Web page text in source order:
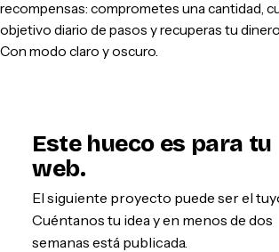
recompensas: comprometes una cantidad,
objetivo diario de pasos y recuperas tu
Con modo claro y oscuro.
Este hueco es para tu
web.
El siguiente proyecto puede ser el
Cuéntanos tu idea y en menos de dos
semanas está publicada.